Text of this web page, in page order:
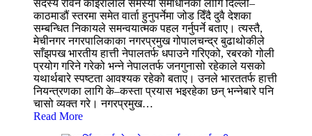
सदस्य रविन कोइरालाले समस्या समाधानका लागि दिल्ली–
काठमाडौं स्तरमा समेत वार्ता हुनुपर्नेमा जोड दिँदै दुवै देशका
सम्बन्धित निकायले समन्वयात्मक पहल गर्नुपर्ने बताए। त्यस्तै,
मेचीनगर नगरपालिकाका नगरप्रमुख गोपालचन्द्र बुढाथोकीले
साँझपख भारतीय हात्ती नेपालतर्फ धपाउने गरिएको, रबरको गोली
प्रयोग गरिने गरेको भन्ने नेपालतर्फ जनगुनासो रहेकाले यसको
यथार्थबारे स्पष्टता आवश्यक रहेको बताए। उनले भारततर्फ हात्ती
नियन्त्रणका लागि के–कस्ता प्रयास भइरहेका छन् भन्नेबारे पनि
चासो व्यक्त गरे। नगरप्रमुख…
Read More